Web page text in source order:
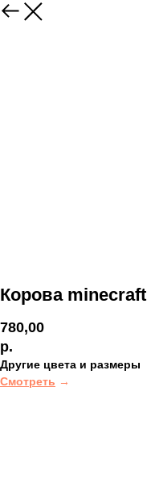
Корова minecraft
780,00
р.
Другие цвета и размеры
Смотреть →